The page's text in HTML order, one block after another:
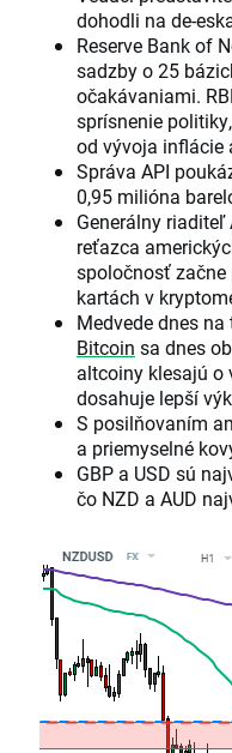
dohodli na de-
Reserve Bank of
sadzby o 25
očakávaniami.
sprísnenie
od vývoja inflácie
Správa API
0,95 milióna
Generálny riaditeľ
reťazca
spoločnosť
kartách v
Medvede dnes
Bitcoin sa dnes
altcoiny klesajú o
dosahuje lepší
S posilňovaním
a priemyselné
GBP a USD sú
čo NZD a AUD